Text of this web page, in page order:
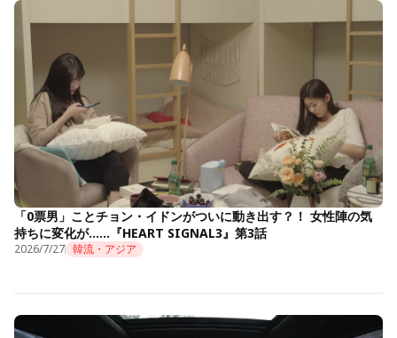
「0票男」ことチョン・イドンがついに動き出す？！ 女性陣の気
持ちに変化が……『HEART SIGNAL3』第3話
2026/7/27 韓流・アジア